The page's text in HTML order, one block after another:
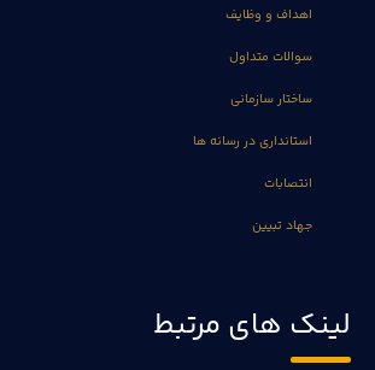
اهداف و وظایف
سوالات متداول
ساختار سازمانی
استانداری در رسانه ها
انتصابات
جهاد تبیین
لینک های مرتبط